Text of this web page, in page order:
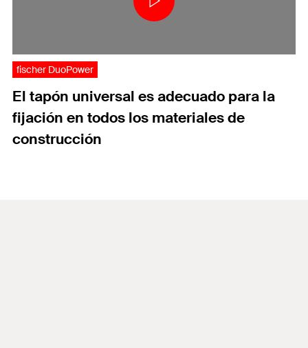
fischer DuoPower
El tapón universal es adecuado para la
fijación en todos los materiales de
construcción